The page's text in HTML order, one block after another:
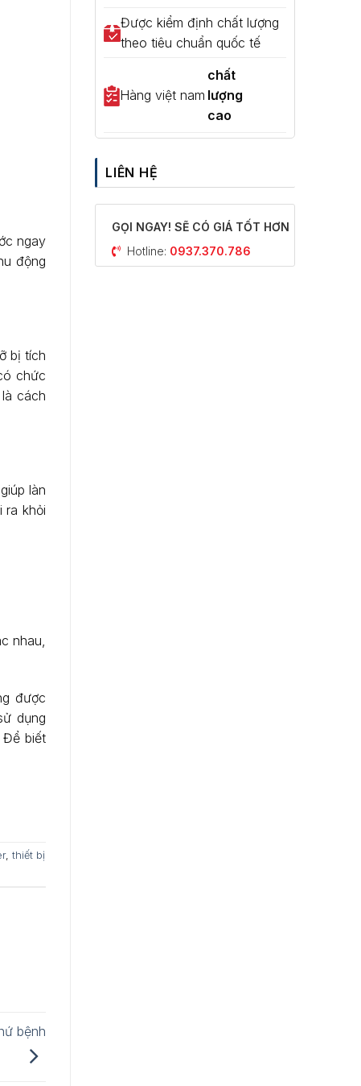
ngay
động
bị tích
chức
cách
làn
ra khỏi
nhau,
được
dụng
Để biết
, thiết bị
bệnh
Được kiểm định chất lượng
theo tiêu chuẩn quốc tế
Hàng việt nam
chất
lượng
cao
LIÊN HỆ
GỌI NGAY! SẼ CÓ GIÁ TỐT HƠN
Hotline: 0937.370.786